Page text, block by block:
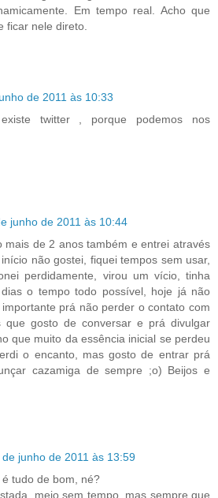
Em tempo real. Acho que
ficar nele direto.
de 2011 às 10:33
twitter , porque podemos nos
junho de 2011 às 10:44
mais de 2 anos também e entrei através
não gostei, fiquei tempos sem usar,
perdidamente, virou um vício, tinha
o tempo todo possível, hoje já não
prá não perder o contato com
que gosto de conversar e prá divulgar
que muito da essência inicial se perdeu
o encanto, mas gosto de entrar prá
cazamiga de sempre ;o) Beijos e
de junho de 2011 às 13:59
tudo de bom, né?
meio sem tempo, mas sempre que